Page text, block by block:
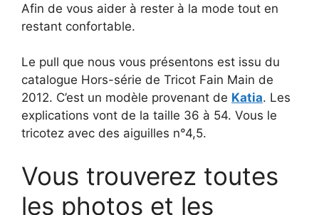
Afin de vous aider à rester à la mode tout en
restant confortable.
Le pull que nous vous présentons est issu du
catalogue Hors-série de Tricot Fain Main de
2012. C’est un modèle provenant de Katia. Les
explications vont de la taille 36 à 54. Vous le
tricotez avec des aiguilles n°4,5.
Vous trouverez toutes
les photos et les